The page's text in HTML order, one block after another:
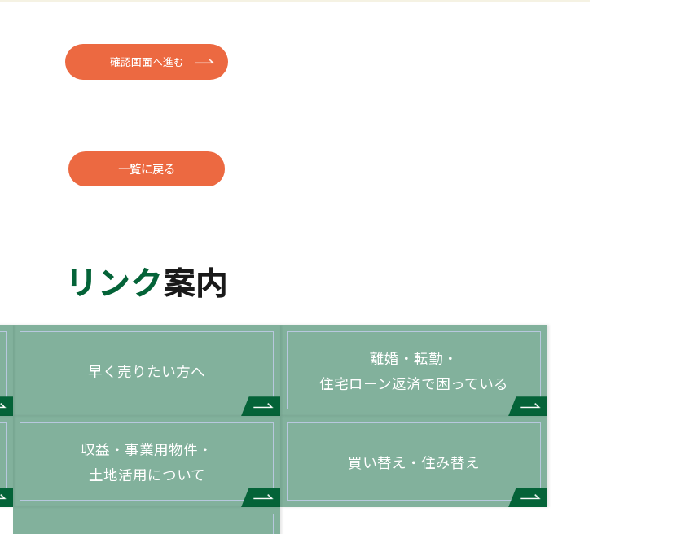
一覧に戻る
リンク案内
早く売りたい方へ
離婚・転勤・
住宅ローン返済で困っている
収益・事業用物件・
土地活用について
買い替え・住み替え